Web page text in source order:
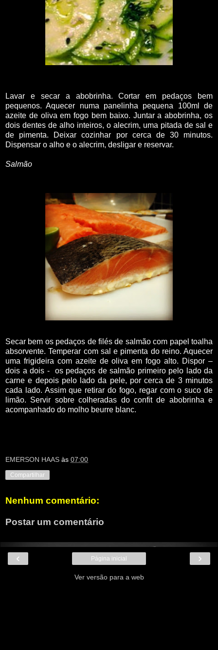
Lavar e secar a abobrinha. Cortar em pedaços bem
pequenos. Aquecer numa panelinha pequena 100ml de
azeite de oliva em fogo bem baixo. Juntar a abobrinha, os
dois dentes de alho inteiros, o alecrim, uma pitada de sal e
de pimenta. Deixar cozinhar por cerca de 30 minutos.
Dispensar o alho e o alecrim, desligar e reservar.
Salmão
Secar bem os pedaços de filés de salmão com papel toalha
absorvente. Temperar com sal e pimenta do reino. Aquecer
uma frigideira com azeite de oliva em fogo alto. Dispor –
dois a dois -
os pedaços de salmão primeiro pelo lado da
carne e depois pelo lado da pele, por cerca de 3 minutos
cada lado. Assim que retirar do fogo, regar com o suco de
limão. Servir sobre colheradas do confit de abobrinha e
acompanhado do molho beurre blanc.
EMERSON HAAS às 07:00
Compartilhar
Nenhum comentário:
Postar um comentário
‹ ›
Página inicial
Ver versão para a web